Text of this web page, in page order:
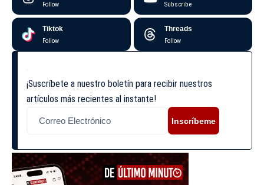
Follow Subscribe
Tiktok
Follow
Threads
Follow
¡Suscríbete a nuestro boletín para recibir nuestros
artículos más recientes al instante!
Inscríbeme